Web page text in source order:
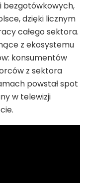
bezgotówkowych,
dzięki licznym
całego sektora.
z ekosystemu
konsumentów
z sektora
powstał spot
w telewizji